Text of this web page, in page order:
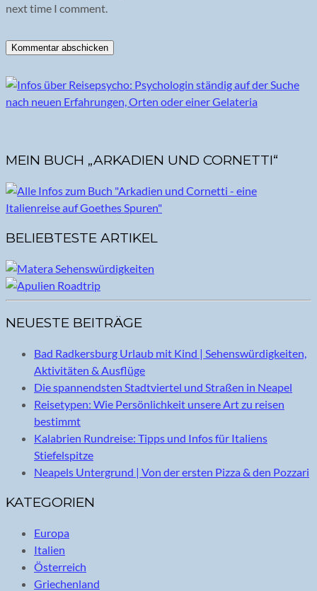
next time I comment.
MEIN BUCH „ARKADIEN UND CORNETTI“
BELIEBTESTE ARTIKEL
NEUESTE BEITRÄGE
Bad Radkersburg Urlaub mit Kind | Sehenswürdigkeiten,
Aktivitäten & Ausflüge
Die spannendsten Stadtviertel und Straßen in Neapel
Reisetypen: Wie Persönlichkeit unsere Art zu reisen
bestimmt
Kalabrien Rundreise: Tipps und Infos für Italiens
Stiefelspitze
Neapels Untergrund | Von der ersten Pizza & den Pozzari
KATEGORIEN
Europa
Italien
Österreich
Griechenland